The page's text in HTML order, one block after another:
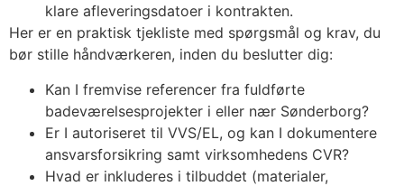
klare afleveringsdatoer i kontrakten.
Her er en praktisk tjekliste med spørgsmål og krav, du
bør stille håndværkeren, inden du beslutter dig:
Kan I fremvise referencer fra fuldførte
badeværelsesprojekter i eller nær Sønderborg?
Er I autoriseret til VVS/EL, og kan I dokumentere
ansvarsforsikring samt virksomhedens CVR?
Hvad er inkluderes i tilbuddet (materialer,